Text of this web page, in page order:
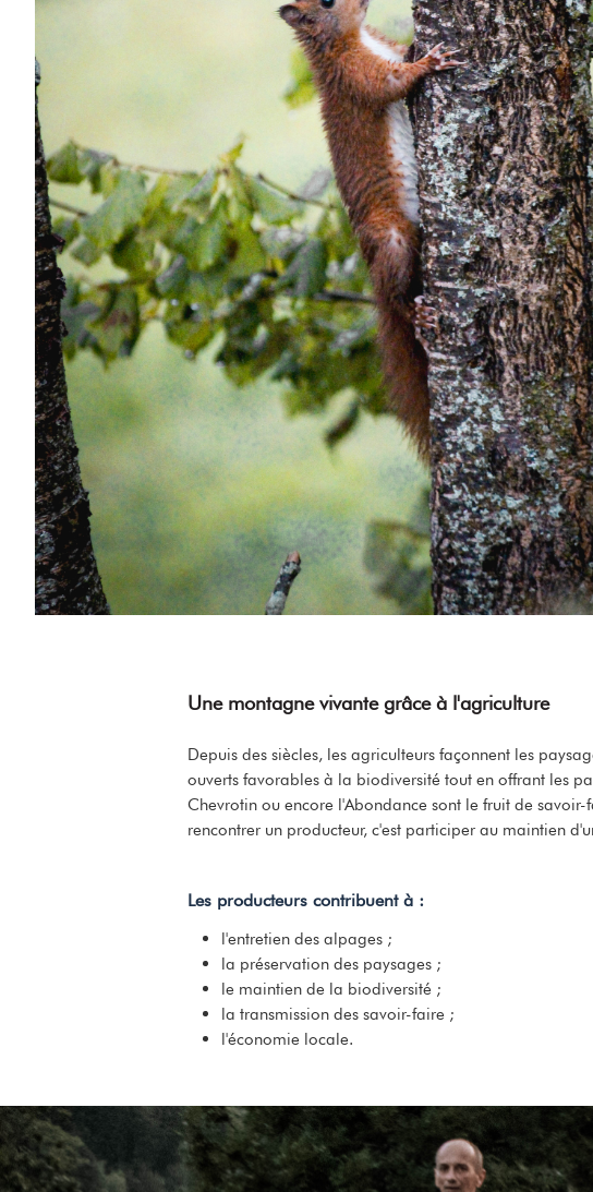
Une montagne vivante grâce à l'agriculture
Depuis des siècles, les agriculteurs façonnent les
ouverts favorables à la biodiversité tout en offrant les
Chevrotin ou encore l'Abondance sont le fruit de
rencontrer un producteur, c'est participer au maintien
Les producteurs contribuent à :
l'entretien des alpages ;
la préservation des paysages ;
le maintien de la biodiversité ;
la transmission des savoir-faire ;
l'économie locale.